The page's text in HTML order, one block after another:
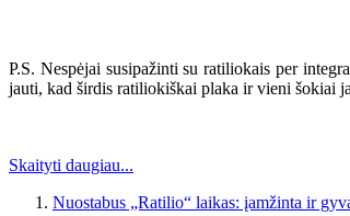
P.S. Nespėjai susipažinti su ratiliokais per
jauti, kad širdis ratiliokiškai plaka ir vieni šokiai
Skaityti daugiau...
Nuostabus „Ratilio“ laikas: įamžinta ir